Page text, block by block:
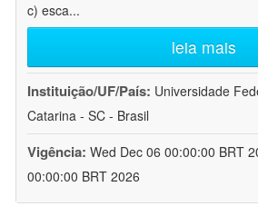
c) esca...
leia mais
Instituição/UF/País: Universidade
Catarina - SC - Brasil
Vigência: Wed Dec 06 00:00:00 BRT
00:00:00 BRT 2026